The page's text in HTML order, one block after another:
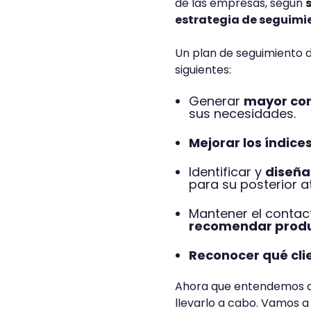
estrategia de
Un plan de seguimiento
siguientes:
Generar mayor
sus necesidades.
Mejorar los
Identificar y
para su posterior
Mantener el
recomendar
Reconocer qué
Ahora que entendemos
llevarlo a cabo. Vamos